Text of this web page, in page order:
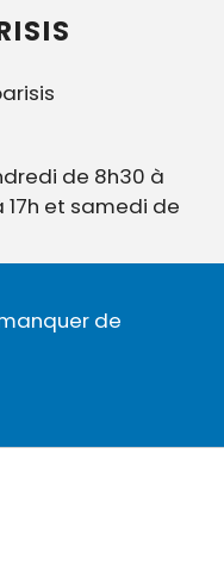
de 8h30 à
17h et samedi de
de